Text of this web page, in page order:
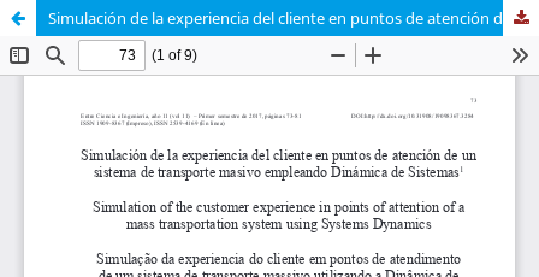
Simulación de la experiencia del cliente en puntos de atención de un sistema de transporte masivo empleando Dinámica de Sistemas